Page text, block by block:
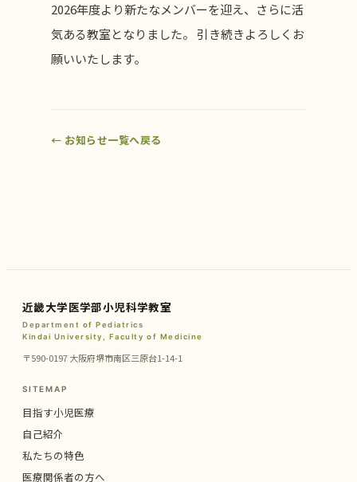
2026年度より新たなメンバーを迎え、さらに活
気ある教室となりました。 引き続きよろしくお
願いいたします。
← お知らせ一覧へ戻る
近畿大学医学部小児科学教室
Department of Pediatrics
Kindai University, Faculty of Medicine
〒590-0197 大阪府堺市南区三原台1-14-1
SITEMAP
目指す小児医療
自己紹介
私たちの特色
医療関係者の方へ